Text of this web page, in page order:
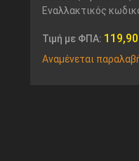
Εναλλακτικός
Τιμή με ΦΠΑ: 119,90
Αναμένεται